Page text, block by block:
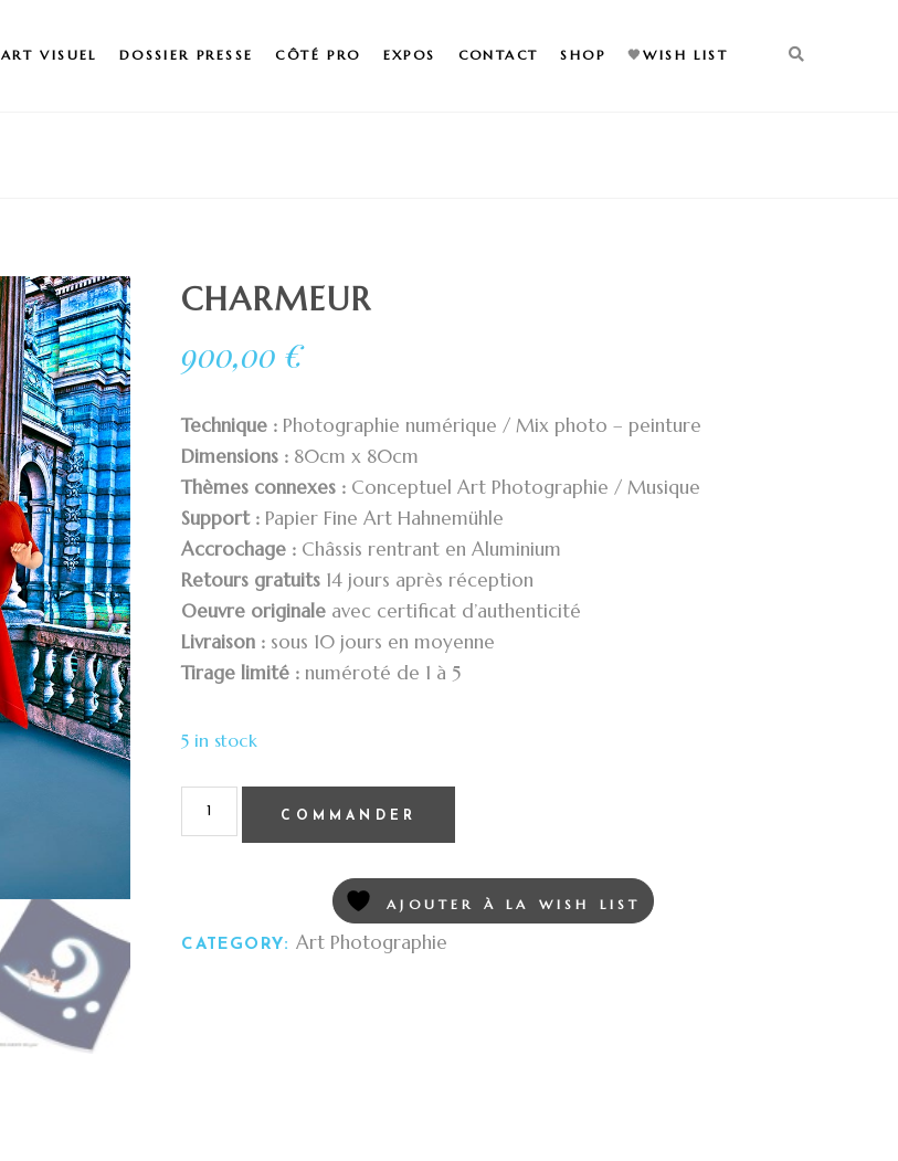
ART VISUEL DOSSIER PRESSE CÔTÉ PRO EXPOS CONTACT SHOP 🖤WISH LIST
CHARMEUR
900,00 €
Technique : Photographie numérique / Mix photo – peinture
Dimensions : 80cm x 80cm
Thèmes connexes : Conceptuel Art Photographie / Musique
Support : Papier Fine Art Hahnemühle
Accrochage : Châssis rentrant en Aluminium
Retours gratuits 14 jours après réception
Oeuvre originale avec certificat d’authenticité
Livraison : sous 10 jours en moyenne
Tirage limité : numéroté de 1 à 5
5 in stock
COMMANDER
AJOUTER À LA WISH LIST
CATEGORY:Art Photographie